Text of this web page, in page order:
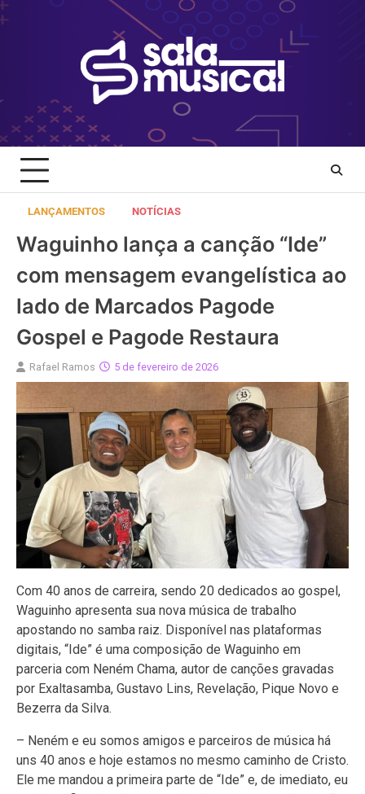
Skip
to
LANÇAMENTOS NOTÍCIAS
Waguinho lança a canção “Ide”
com mensagem evangelística ao
lado de Marcados Pagode
Gospel e Pagode Restaura
Rafael Ramos 5 de fevereiro de 2026
Com 40 anos de carreira, sendo 20 dedicados ao gospel,
Waguinho apresenta sua nova música de trabalho
apostando no samba raiz. Disponível nas plataformas
digitais, “Ide” é uma composição de Waguinho em
parceria com Neném Chama, autor de canções gravadas
por Exaltasamba, Gustavo Lins, Revelação, Pique Novo e
Bezerra da Silva.
– Neném e eu somos amigos e parceiros de música há
uns 40 anos e hoje estamos no mesmo caminho de Cristo.
Ele me mandou a primeira parte de “Ide” e, de imediato, eu